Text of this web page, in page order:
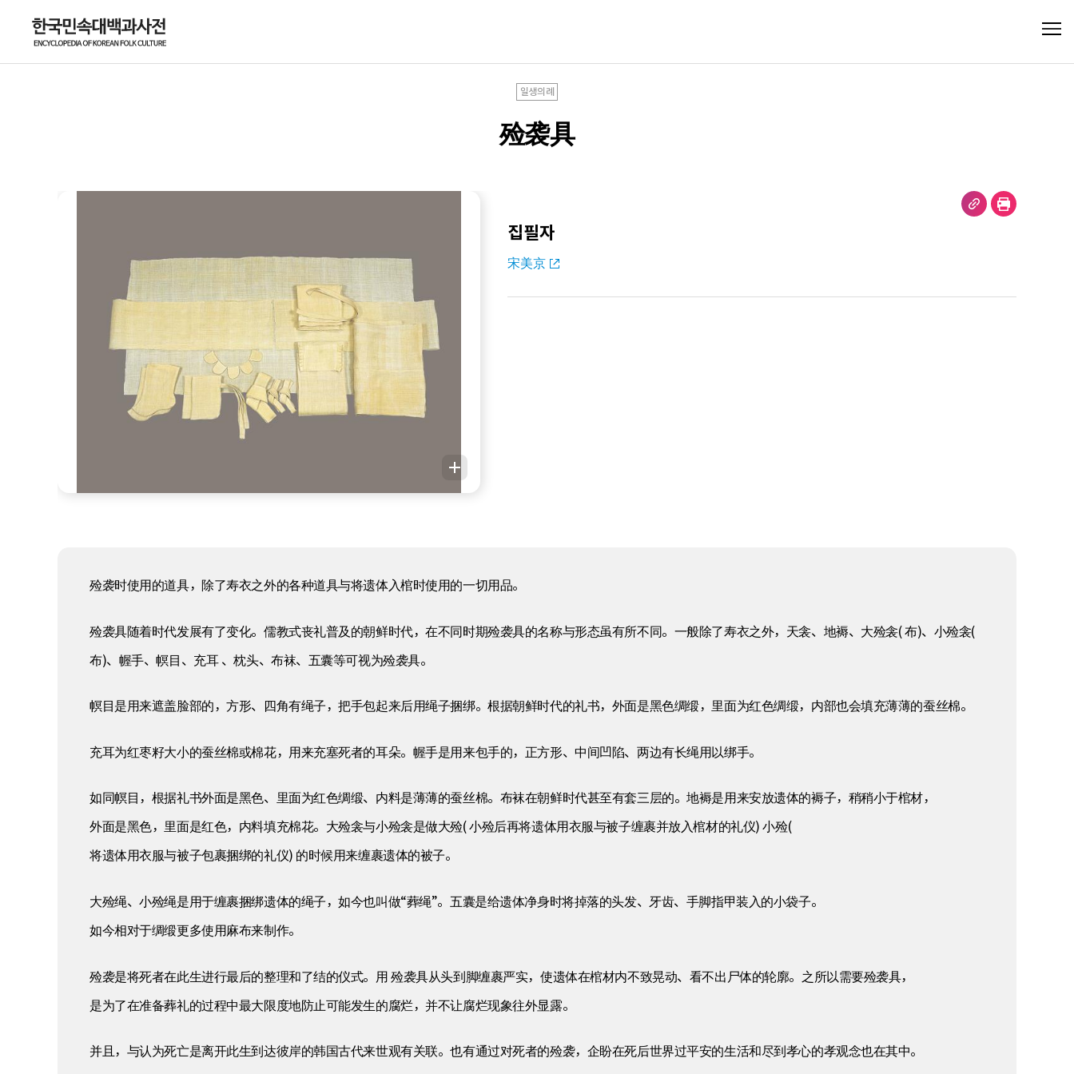
일생의례
殓袭具
집필자
宋美京
殓袭时使用的道具，除了寿衣之外的各种道具与将遗体入棺时使用的一切用品。
殓袭具随着时代发展有了变化。儒教式丧礼普及的朝鲜时代，在不同时期殓袭具的名称与形态虽有所不同。一般除了寿衣之外，天衾、地褥、大殓衾( 布)、小殓衾(
布)、幄手、幎目、充耳 、枕头、布袜、五囊等可视为殓袭具。
幎目是用来遮盖脸部的，方形、四角有绳子，把手包起来后用绳子捆绑。根据朝鲜时代的礼书，外面是黑色绸缎，里面为红色绸缎，内部也会填充薄薄的蚕丝棉。
充耳为红枣籽大小的蚕丝棉或棉花，用来充塞死者的耳朵。幄手是用来包手的，正方形、中间凹陷、两边有长绳用以绑手。
如同幎目，根据礼书外面是黑色、里面为红色绸缎、内料是薄薄的蚕丝棉。布袜在朝鲜时代甚至有套三层的。地褥是用来安放遗体的褥子，稍稍小于棺材，
外面是黑色，里面是红色，内料填充棉花。大殓衾与小殓衾是做大殓( 小殓后再将遗体用衣服与被子缠裹并放入棺材的礼仪) 小殓(
将遗体用衣服与被子包裹捆绑的礼仪) 的时候用来缠裹遗体的被子。
大殓绳、小殓绳是用于缠裹捆绑遗体的绳子，如今也叫做“葬绳”。五囊是给遗体净身时将掉落的头发、牙齿、手脚指甲装入的小袋子。
如今相对于绸缎更多使用麻布来制作。
殓袭是将死者在此生进行最后的整理和了结的仪式。用 殓袭具从头到脚缠裹严实，使遗体在棺材内不致晃动、看不出尸体的轮廓。之所以需要殓袭具，
是为了在准备葬礼的过程中最大限度地防止可能发生的腐烂，并不让腐烂现象往外显露。
并且，与认为死亡是离开此生到达彼岸的韩国古代来世观有关联。也有通过对死者的殓袭，企盼在死后世界过平安的生活和尽到孝心的孝观念也在其中。